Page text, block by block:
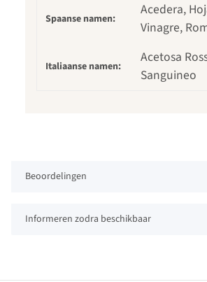
Spaanse namen:
Acedera,
Vinagre,
Italiaanse namen:
Acetosa
Sanguineo
Beoordelingen
Informeren zodra beschikbaar